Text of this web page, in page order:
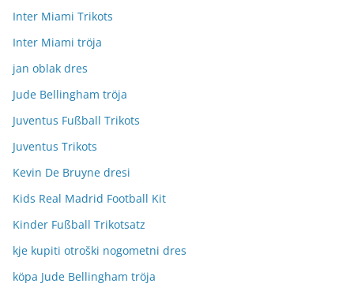
Inter Miami Trikots
Inter Miami tröja
jan oblak dres
Jude Bellingham tröja
Juventus Fußball Trikots
Juventus Trikots
Kevin De Bruyne dresi
Kids Real Madrid Football Kit
Kinder Fußball Trikotsatz
kje kupiti otroški nogometni dres
köpa Jude Bellingham tröja